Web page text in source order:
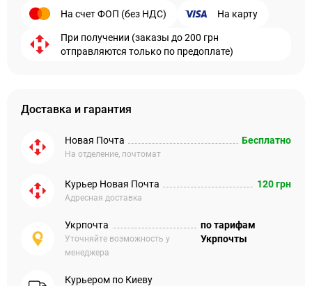
На счет ФОП (без НДС) На карту
При получении (заказы до 200 грн
отправляются только по предоплате)
Доставка и гарантия
Новая Почта
На отделение, почтомат
Бесплатно
Курьер Новая Почта
Адресная доставка
120 грн
Укрпочта
Уточняйте возможность у
менеджера
по тарифам
Укрпочты
Курьером по Киеву